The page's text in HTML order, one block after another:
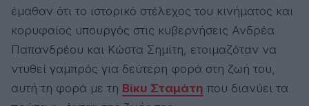
έμαθαν ότι το ιστορικό στέλεχος του κινήματος και
κορυφαίος υπουργός στις κυβερνήσεις Ανδρέα
Παπανδρέου και Κώστα Σημίτη, ετοιμαζόταν να
ντυθεί γαμπρός για δεύτερη φορά στη ζωή του,
αυτή τη φορά με τη Βίκυ Σταμάτη που διανύει τα